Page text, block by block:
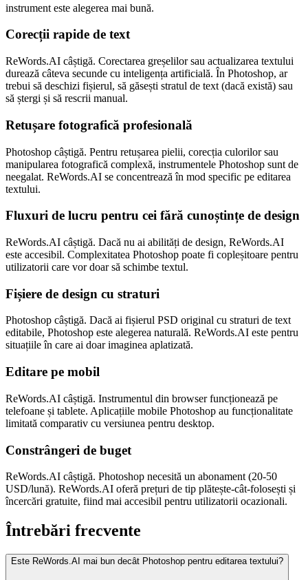
instrument este alegerea mai bună.
Corecții rapide de text
ReWords.AI câștigă. Corectarea greșelilor sau actualizarea textului
durează câteva secunde cu inteligența artificială. În Photoshop, ar
trebui să deschizi fișierul, să găsești stratul de text (dacă există) sau
să ștergi și să rescrii manual.
Retușare fotografică profesională
Photoshop câștigă. Pentru retușarea pielii, corecția culorilor sau
manipularea fotografică complexă, instrumentele Photoshop sunt de
neegalat. ReWords.AI se concentrează în mod specific pe editarea
textului.
Fluxuri de lucru pentru cei fără cunoștințe de design
ReWords.AI câștigă. Dacă nu ai abilități de design, ReWords.AI
este accesibil. Complexitatea Photoshop poate fi copleșitoare pentru
utilizatorii care vor doar să schimbe textul.
Fișiere de design cu straturi
Photoshop câștigă. Dacă ai fișierul PSD original cu straturi de text
editabile, Photoshop este alegerea naturală. ReWords.AI este pentru
situațiile în care ai doar imaginea aplatizată.
Editare pe mobil
ReWords.AI câștigă. Instrumentul din browser funcționează pe
telefoane și tablete. Aplicațiile mobile Photoshop au funcționalitate
limitată comparativ cu versiunea pentru desktop.
Constrângeri de buget
ReWords.AI câștigă. Photoshop necesită un abonament (20-50
USD/lună). ReWords.AI oferă prețuri de tip plătește-cât-folosești și
încercări gratuite, fiind mai accesibil pentru utilizatorii ocazionali.
Întrebări frecvente
Este ReWords.AI mai bun decât Photoshop pentru editarea textului?